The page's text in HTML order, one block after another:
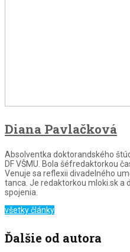
Diana Pavlačková
Absolventka doktorandského
DF VŠMU. Bola šéfredaktorkou
Venuje sa reflexii divadelného
tanca. Je redaktorkou mloki.sk a
spojenia.
všetky články
Ďalšie od autora